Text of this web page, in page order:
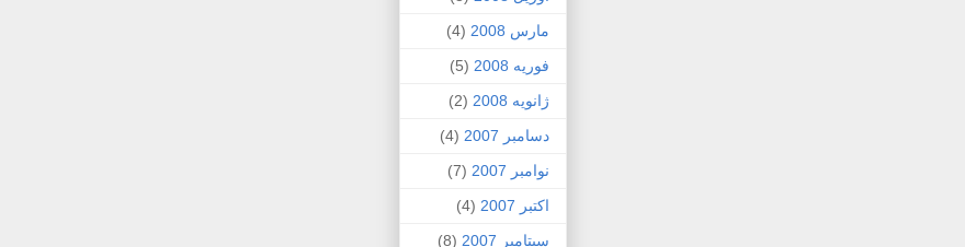
مارس 2008
(4)
فوریه 2008
(5)
ژانویه 2008
(2)
دسامبر 2007
(4)
نوامبر 2007
(7)
اکتبر 2007
(4)
سپتامبر 2007
(8)